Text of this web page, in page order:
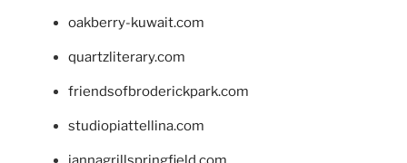
oakberry-kuwait.com
quartzliterary.com
friendsofbroderickpark.com
studiopiattellina.com